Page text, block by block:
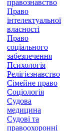
правознавство
Право
інтелектуальної
власності
Право
соціального
забезпечення
Психологія
Релігієзнавство
Сімейне право
Соціологія
Судова
медицина
Судові та
правоохоронні